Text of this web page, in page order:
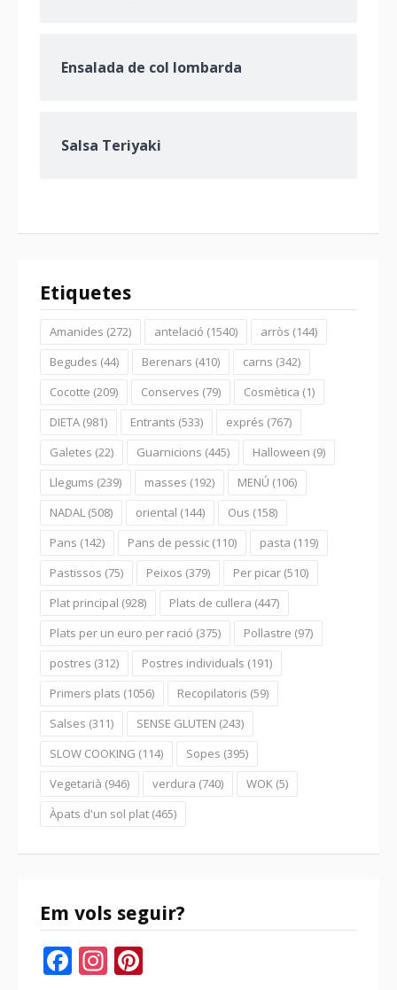
Ensalada de col lombarda
Salsa Teriyaki
Etiquetes
Amanides (272) antelació (1540) arròs (144)
Begudes (44) Berenars (410) carns (342)
Cocotte (209) Conserves (79) Cosmètica (1)
DIETA (981) Entrants (533) exprés (767)
Galetes (22) Guarnicions (445) Halloween (9)
Llegums (239) masses (192) MENÚ (106)
NADAL (508) oriental (144) Ous (158)
Pans (142) Pans de pessic (110) pasta (119)
Pastissos (75) Peixos (379) Per picar (510)
Plat principal (928) Plats de cullera (447)
Plats per un euro per ració (375) Pollastre (97)
postres (312) Postres individuals (191)
Primers plats (1056) Recopilatoris (59)
Salses (311) SENSE GLUTEN (243)
SLOW COOKING (114) Sopes (395)
Vegetarià (946) verdura (740) WOK (5)
Àpats d'un sol plat (465)
Em vols seguir?
Facebook
Instagram